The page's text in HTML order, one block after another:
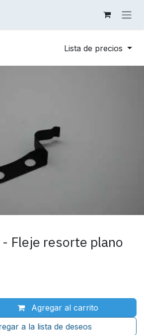
Lista de precios
Fleje resorte plano
Agregar al carrito
a la lista de deseos